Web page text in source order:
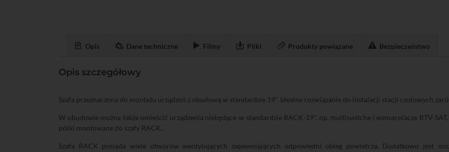
Opis Dane techniczne Filmy Pliki Produkty powiązane Bezpieczeństwo
Opis szczegółowy
Szafa przeznaczona do montażu urządzeń z obudową w standardzie 19". Idealne rozwiązanie do instalacji stacji czołowych
W obudowie można także umieścić urządzenia niebędące w standardzie RACK-19", np. multiswitche i wzmacniacze RTV-
półki montowane do szafy RACK.
Szafa RACK posiada wiele otworów wentylujących zapewniających odpowiedni obieg powietrza. Dodatkowo jest